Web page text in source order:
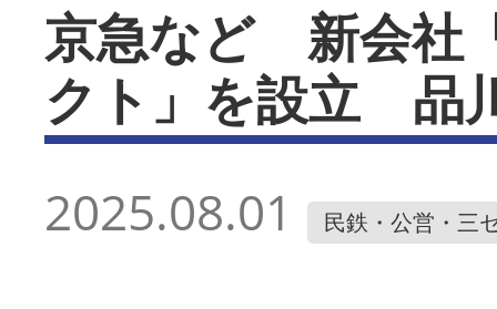
京急など 新会社
クト」を設立 品
2025.08.01 民鉄・公営・三